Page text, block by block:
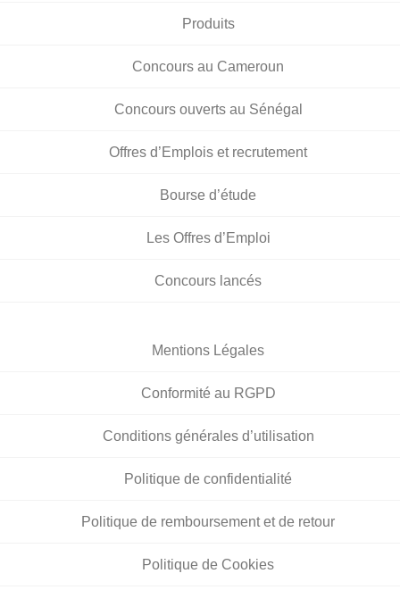
Produits
Concours au Cameroun
Concours ouverts au Sénégal
Offres d’Emplois et recrutement
Bourse d’étude
Les Offres d’Emploi
Concours lancés
Mentions Légales
Conformité au RGPD
Conditions générales d’utilisation
Politique de confidentialité
Politique de remboursement et de retour
Politique de Cookies